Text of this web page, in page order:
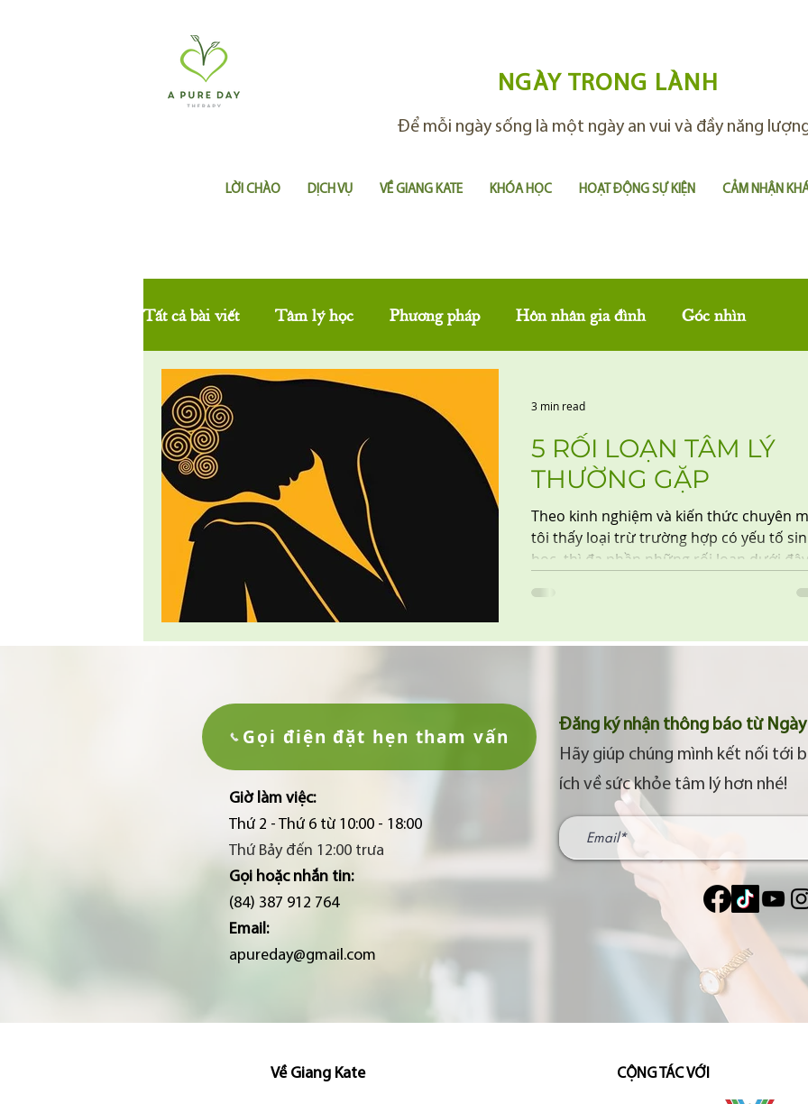
NGÀY TRONG LÀNH
Để mỗi ngày sống là một ngày an vui và đầy năng
LỜI CHÀO DỊCH VỤ VỀ GIANG KATE KHÓA HỌC HOẠT ĐỘNG SỰ KIỆN CẢM NHẬN
Tất cả bài viết Tâm lý học Phương pháp Hôn nhân gia đình Góc nhìn
Thôi miên
5 RỐI LOẠN TÂM LÝ
THƯỜNG GẶP
Theo kinh nghiệm và kiến thức chuyên
tôi thấy loại trừ trường hợp có yếu tố
học, thì đa phần những rối loạn dưới
3 min read
Gọi điện đặt hẹn tham vấn
Giờ làm việc:
Thứ 2 - Thứ 6 từ 10:00 - 18:00
Thứ Bảy đến 12:00 trưa
Gọi hoặc nhắn tin:
(84) 387 912 764
Email:
apureday@gmail.com
Đăng ký nhận thông báo từ
Hãy giúp chúng mình kết nối tới
ích về sức khỏe tâm lý hơn nhé!
Về Giang Kate CỘNG TÁC VỚI